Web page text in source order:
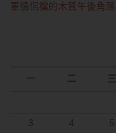
軍情侶檔的木質午後角落
一 二 三
3
4 5